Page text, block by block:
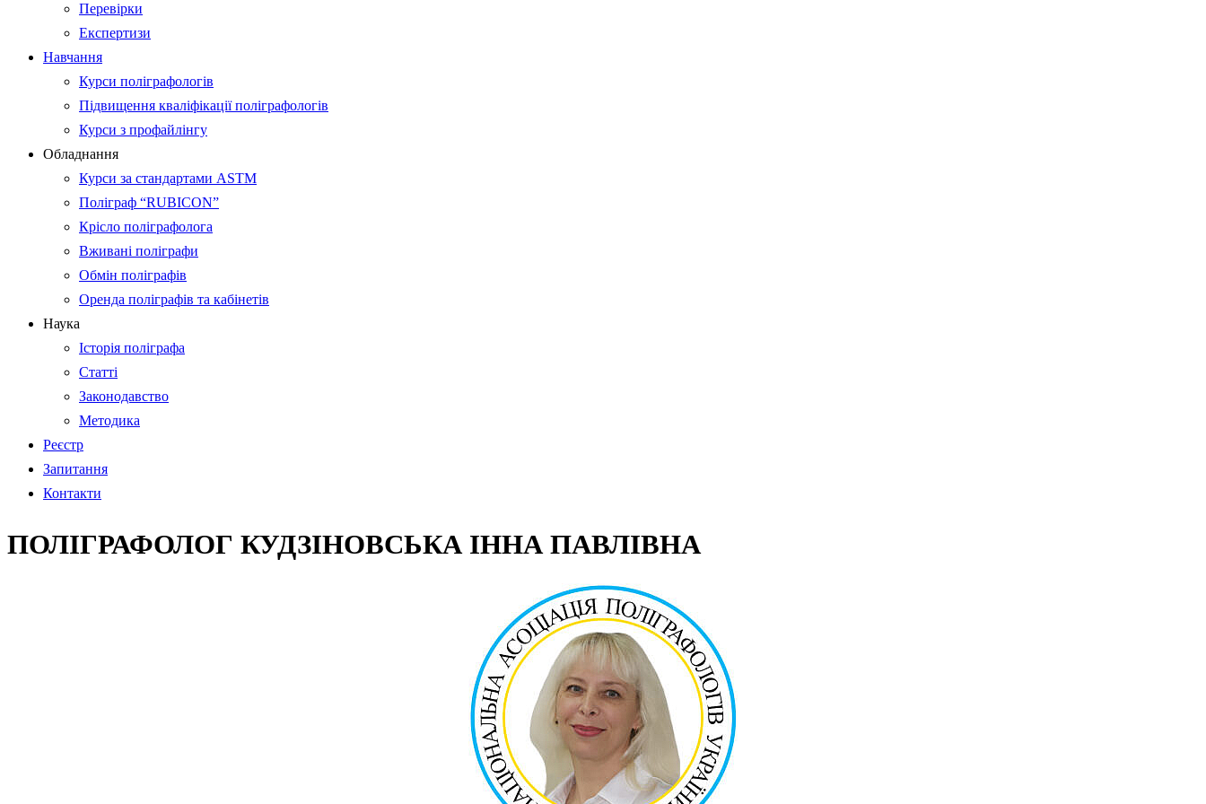
Перевірки
Експертизи
Навчання
Курси поліграфологів
Підвищення кваліфікації поліграфологів
Курси з профайлінгу
Обладнання
Курси за стандартами ASTM
Поліграф “RUBICON”
Крісло поліграфолога
Вживані поліграфи
Обмін поліграфів
Оренда поліграфів та кабінетів
Наука
Історія поліграфа
Статті
Законодавство
Методика
Реєстр
Запитання
Контакти
ПОЛІГРАФОЛОГ КУДЗІНОВСЬКА ІННА ПАВЛІВНА